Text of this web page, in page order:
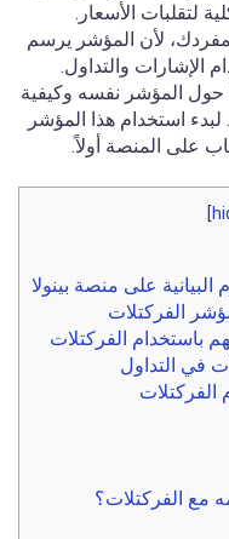
لتقلبات الأسعار.
بمفردك، لأن المؤشر يرسم
الإشارات والتداول.
حول المؤشر نفسه وكيفية
استخدام هذا المؤشر
على المنصة أولاً.
]
على منصة بينولا
الفركتلات
باستخدام الفركتلات
في التداول
الفركتلات
مع الفركتلات؟